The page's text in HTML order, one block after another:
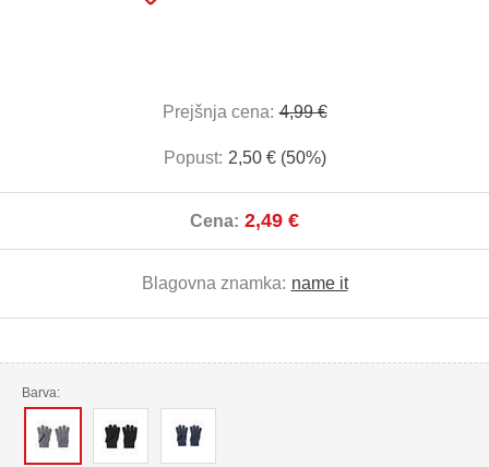
Prejšnja cena: 4,99 €
Popust: 2,50 € (50%)
Cena: 2,49 €
Blagovna znamka: name it
Barva: